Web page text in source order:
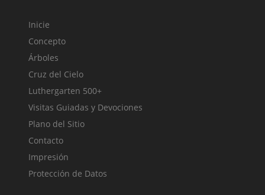
Inicie
Concepto
Árboles
Cruz del Cielo
Luthergarten 500+
Visitas Guiadas y Devociones
Plano del Sitio
Contacto
Impresión
Protección de Datos